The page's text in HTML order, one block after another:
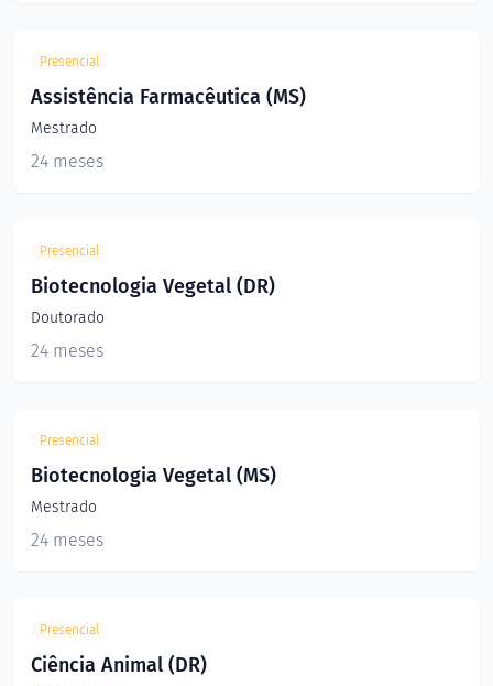
Presencial
Assistência Farmacêutica (MS)
Mestrado
24 meses
Presencial
Biotecnologia Vegetal (DR)
Doutorado
24 meses
Presencial
Biotecnologia Vegetal (MS)
Mestrado
24 meses
Presencial
Ciência Animal (DR)